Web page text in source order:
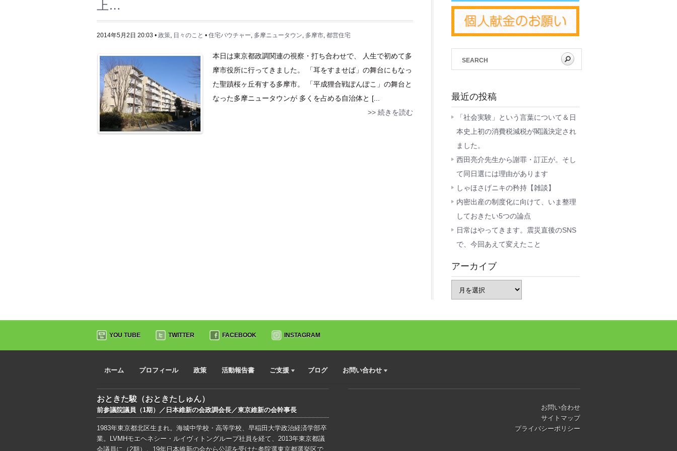
上…
2014年5月2日 20:03 • 政策, 日々のこと • 住宅バウチャー, 多摩ニュータウン, 多摩市, 都営住宅
本日は東京都政調関連の視察・打ち合わせで、 人生で初めて多
摩市役所に行ってきました。 「耳をすませば」の舞台にもなっ
た聖蹟桜ヶ丘有する多摩市。 「平成狸合戦ぽんぽこ」の舞台と
なった多摩ニュータウンが 多くを占める自治体と [...
>> 続きを読む
最近の投稿
「社会実験」という言葉について＆日
本史上初の消費税減税が閣議決定され
ました。
西田亮介先生から謝罪・訂正が。そし
て同日選には理由があります
しゃほさげニキの矜持【雑談】
内密出産の制度化に向けて、いま整理
しておきたい5つの論点
日常はやってきます。震災直後のSNS
で、今回あえて変えたこと
アーカイブ
YOU TUBE TWITTER FACEBOOK INSTAGRAM
ホーム プロフィール 政策 活動報告書 ご支援 ブログ お問い合わせ
おときた駿（おときたしゅん）
前参議院議員（1期）／日本維新の会政調会長／東京維新の会幹事長
1983年東京都北区生まれ。海城中学校・高等学校、早稲田大学政治経済学部卒
業。LVMHモエヘネシー・ルイヴィトングループ社員を経て、2013年東京都議
会議員に（2期）。19年日本維新の会から公認を受けた参院選東京都選挙区で
お問い合わせ
サイトマップ
プライバシーポリシー